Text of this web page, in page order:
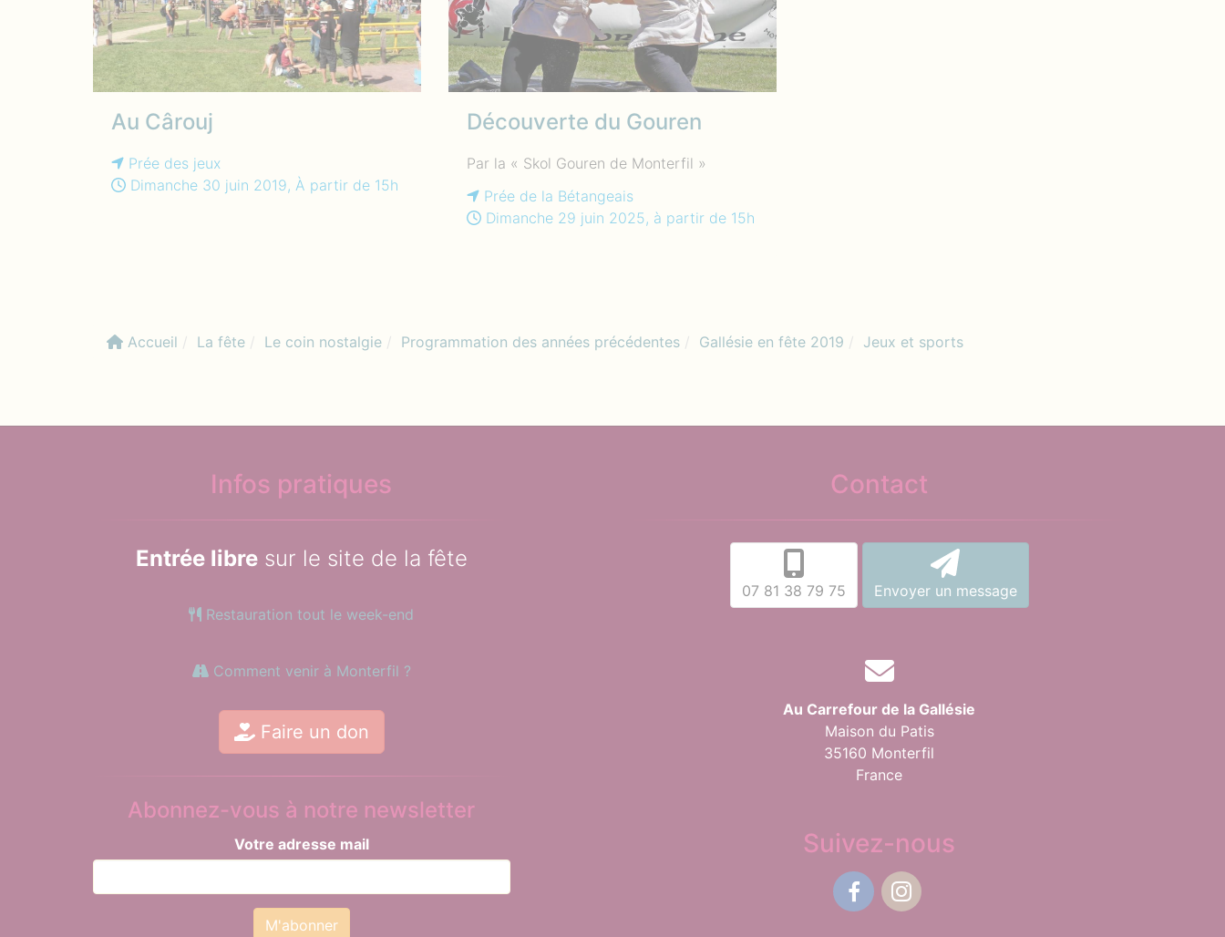
Au Cârouj
Prée des jeux
Dimanche 30 juin 2019, À partir de 15h
Découverte du Gouren
Par la « Skol Gouren de Monterfil »
Prée de la Bétangeais
Dimanche 29 juin 2025, à partir de 15h
Accueil La fête Le coin nostalgie Programmation des années précédentes Gallésie en fête 2019 Jeux et sports
Infos pratiques
Entrée libresur le site de la fête
Restauration tout le week-end
Comment venir à Monterfil ?
Faire un don
Abonnez-vous à notre newsletter
Votre adresse mail
Contact
07 81 38 79 75 Envoyer un message
Au Carrefour de la Gallésie
Maison du Patis
35160 Monterfil
France
Suivez-nous